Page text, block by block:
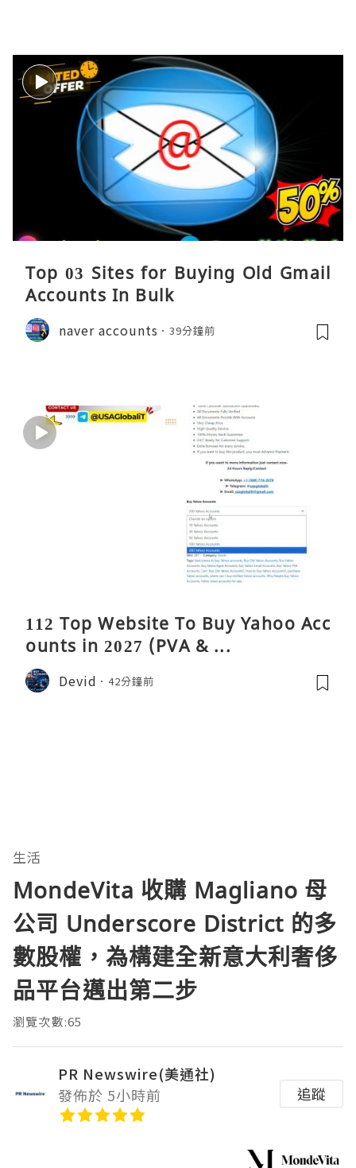
Top 03 Sites for Buying Old Gmail
Accounts In Bulk
naver accounts 39分鐘前
112 Top Website To Buy Yahoo Acc
ounts in 2027 (PVA & ...
Devid 42分鐘前
生活
MondeVita 收購 Magliano 母
公司 Underscore District 的多
數股權，為構建全新意大利奢侈
品平台邁出第二步
瀏覽次數:65
PR Newswire(美通社)
發佈於 5小時前
追蹤